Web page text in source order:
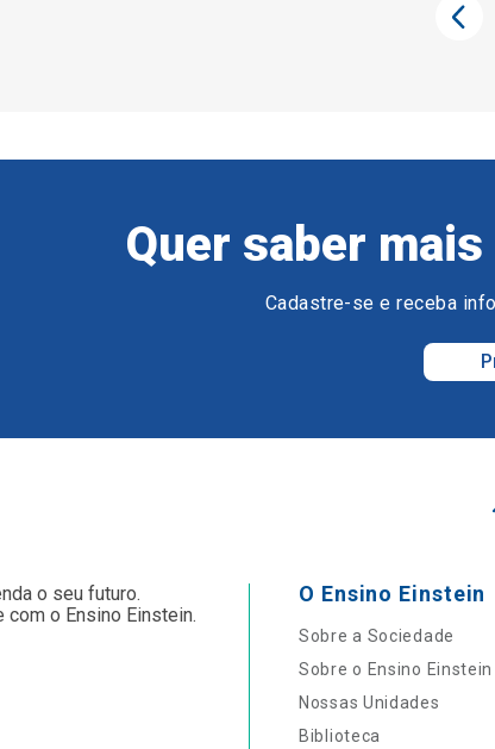
Quer saber
Cadastre-se e receba
o seu futuro.
com o Ensino Einstein.
O Ensino Einstein
Sobre a Sociedade
Sobre o Ensino Einstein
Nossas Unidades
Biblioteca